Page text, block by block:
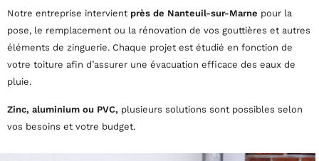
Notre entreprise intervient près de Nanteuil-sur-Marne pour la
pose, le remplacement ou la rénovation de vos gouttières et autres
éléments de zinguerie. Chaque projet est étudié en fonction de
votre toiture afin d’assurer une évacuation efficace des eaux de
pluie.
Zinc, aluminium ou PVC, plusieurs solutions sont possibles selon
vos besoins et votre budget.